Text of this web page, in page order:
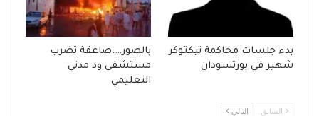
بدء جلسات محاكمة تيكتوكر
شهير في بورتسودان
بالصور….صاعقة تضرب
مستشفى ود مدني
التعليمي
السابق التالي